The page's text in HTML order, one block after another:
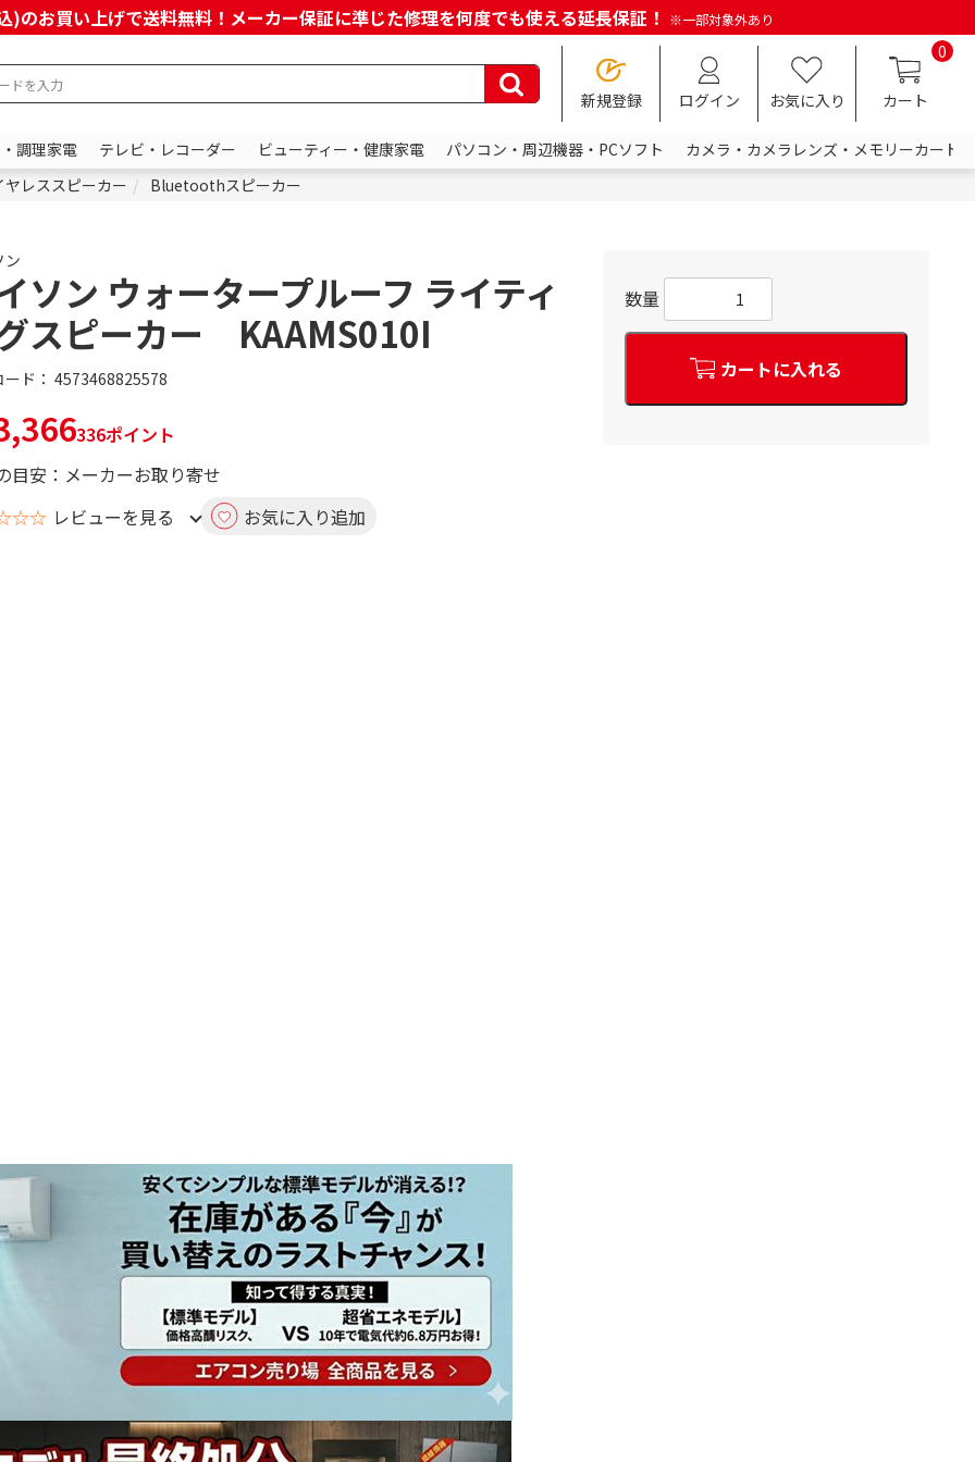
のお買い上げで送料無料！メーカー保証に準じた修理を何度でも使える延長保証！ ※一部対象外あり
新規登録 ログイン お気に入り
0
カート
調理家電 テレビ・レコーダー ビューティー・健康家電 パソコン・周辺機器・PCソフト
カメラ・カメラレンズ・メモリーカード
レススピーカー
Bluetoothスピーカー
ン
ソン ウォータープルーフ ライティ
スピーカー KAAMS010I
ド： 4573468825578
336ポイント
目安：メーカーお取り寄せ
レビューを見る お気に入り追加
数量
カートに入れる